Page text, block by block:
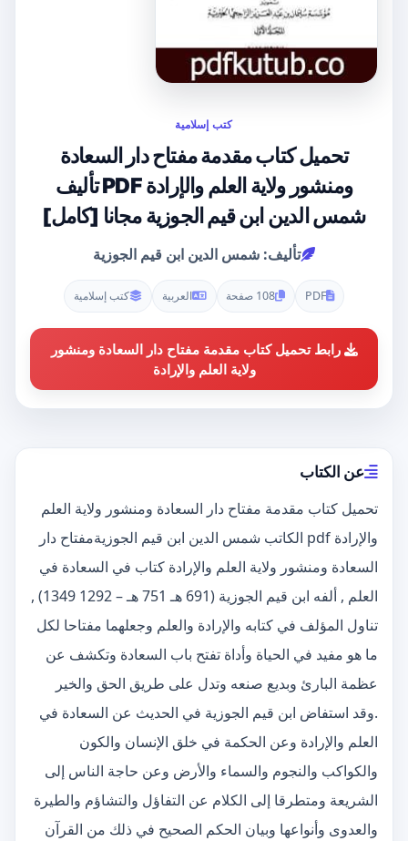
كتب إسلامية
تحميل كتاب مقدمة مفتاح دار السعادة
ومنشور ولاية العلم والإرادة PDF تأليف
شمس الدين ابن قيم الجوزية مجانا [كامل]
تأليف: شمس الدين ابن قيم الجوزية
PDF 108 صفحة العربية كتب إسلامية
رابط تحميل كتاب مقدمة مفتاح دار السعادة ومنشور
ولاية العلم والإرادة
عن الكتاب
تحميل كتاب مقدمة مفتاح دار السعادة ومنشور ولاية العلم
والإرادة pdf الكاتب شمس الدين ابن قيم الجوزيةمفتاح دار
السعادة ومنشور ولاية العلم والإرادة كتاب في السعادة في
العلم , ألفه ابن قيم الجوزية (691 هـ 751 هـ – 1292 1349) ,
تناول المؤلف في كتابه والإرادة والعلم وجعلهما مفتاحا لكل
ما هو مفيد في الحياة وأداة تفتح باب السعادة وتكشف عن
عظمة البارئ وبديع صنعه وتدل على طريق الحق والخير
.وقد استفاض ابن قيم الجوزية في الحديث عن السعادة في
العلم والإرادة وعن الحكمة في خلق الإنسان والكون
والكواكب والنجوم والسماء والأرض وعن حاجة الناس إلى
الشريعة ومتطرقا إلى الكلام عن التفاؤل والتشاؤم والطيرة
والعدوى وأنواعها وبيان الحكم الصحيح في ذلك من القرآن